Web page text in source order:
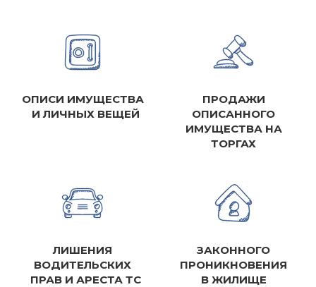
ОПИСИ ИМУЩЕСТВА
И ЛИЧНЫХ ВЕЩЕЙ
ПРОДАЖИ
ОПИСАННОГО
ИМУЩЕСТВА НА
ТОРГАХ
ЛИШЕНИЯ
ВОДИТЕЛЬСКИХ
ПРАВ И АРЕСТА ТС
ЗАКОННОГО
ПРОНИКНОВЕНИЯ
В ЖИЛИЩЕ